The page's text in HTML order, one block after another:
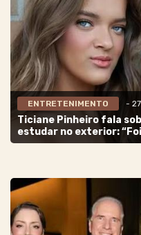
ENTRETENIMENTO -
Ticiane Pinheiro fala
estudar no exterior: